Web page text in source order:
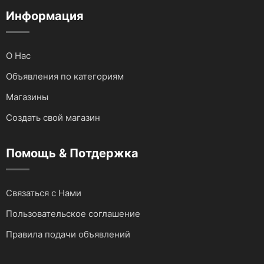
Информация
О Нас
Объявления по категориям
Магазины
Создать свой магазин
Помощь & Потдержка
Связаться с Нами
Пользовательское соглашение
Правила подачи объявлений